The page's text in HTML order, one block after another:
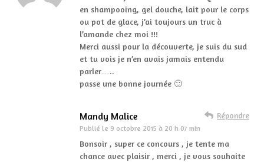
en shampooing, gel douche, lait pour le corps
ou pot de glace, j’ai toujours un truc à
l’amande chez moi !!!
Merci aussi pour la découverte, je suis du sud
et tu vois je n’en avais jamais entendu
parler…..
passe une bonne journée 🙂
Mandy Malice
Publié le 9 octobre 2015 à 20 h 07 min
Répondre
Bonsoir , super ce concours , je tente ma
chance avec plaisir , merci , je vous souhaite